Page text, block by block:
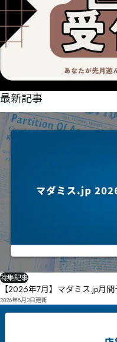
③参加するメンバーは、依頼者
④依頼条件：代表者によるＧ
⇒購入するタイミングは、開
らで構いません。
⑤批判目的等、作品を楽しむ
さい。
NEWS
最新記事
特集記事
【2026年7月】マダミス.jp月
2026年8月3日更新